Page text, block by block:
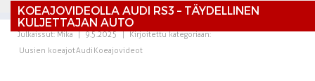
KOEAJOVIDEOLLA AUDI RS3 – TÄYDELLINEN
KULJETTAJAN AUTO
Julkaissut:Mika | 9.5.2025 | Kirjoitettu kategoriaan:
Uusien koeajotAudi Koeajovideot